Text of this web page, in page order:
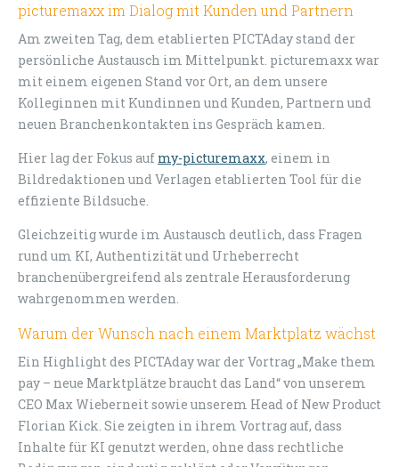
picturemaxx im Dialog mit Kunden und Partnern
Am zweiten Tag, dem etablierten PICTAday stand der
persönliche Austausch im Mittelpunkt. picturemaxx war
mit einem eigenen Stand vor Ort, an dem unsere
Kolleginnen mit Kundinnen und Kunden, Partnern und
neuen Branchenkontakten ins Gespräch kamen.
Hier lag der Fokus auf my-picturemaxx, einem in
Bildredaktionen und Verlagen etablierten Tool für die
effiziente Bildsuche.
Gleichzeitig wurde im Austausch deutlich, dass Fragen
rund um KI, Authentizität und Urheberrecht
branchenübergreifend als zentrale Herausforderung
wahrgenommen werden.
Warum der Wunsch nach einem Marktplatz wächst
Ein Highlight des PICTAday war der Vortrag „Make them
pay – neue Marktplätze braucht das Land“ von unserem
CEO Max Wieberneit sowie unserem Head of New Product
Florian Kick. Sie zeigten in ihrem Vortrag auf, dass
Inhalte für KI genutzt werden, ohne dass rechtliche